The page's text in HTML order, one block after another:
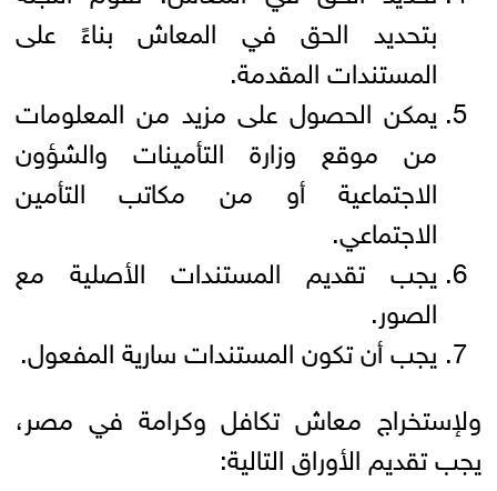
بتحديد الحق في المعاش بناءً على
المستندات المقدمة.
يمكن الحصول على مزيد من المعلومات
من موقع وزارة التأمينات والشؤون
الاجتماعية أو من مكاتب التأمين
الاجتماعي.
يجب تقديم المستندات الأصلية مع
الصور.
يجب أن تكون المستندات سارية المفعول.
ولإستخراج معاش تكافل وكرامة في مصر،
يجب تقديم الأوراق التالية: